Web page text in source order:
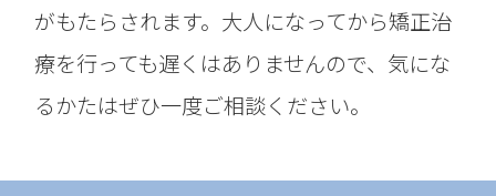
がもたらされます。大人になってから矯正治
療を行っても遅くはありませんので、気にな
るかたはぜひ一度ご相談ください。